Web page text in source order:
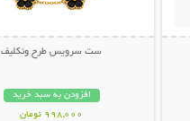
ست سرویس طرح ونکلیف
افزودن به سبد خرید
998,000 تومان